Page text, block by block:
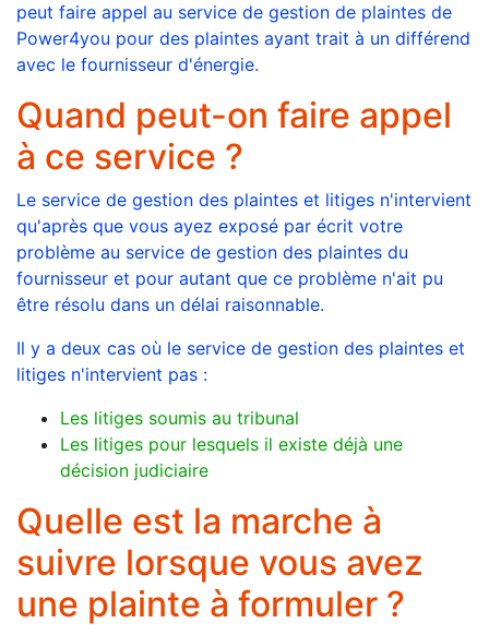
peut faire appel au service de gestion de plaintes de
Power4you pour des plaintes ayant trait à un différend
avec le fournisseur d'énergie.
Quand peut-on faire appel
à ce service ?
Le service de gestion des plaintes et litiges n'intervient
qu'après que vous ayez exposé par écrit votre
problème au service de gestion des plaintes du
fournisseur et pour autant que ce problème n'ait pu
être résolu dans un délai raisonnable.
Il y a deux cas où le service de gestion des plaintes et
litiges n'intervient pas :
Les litiges soumis au tribunal
Les litiges pour lesquels il existe déjà une
décision judiciaire
Quelle est la marche à
suivre lorsque vous avez
une plainte à formuler ?